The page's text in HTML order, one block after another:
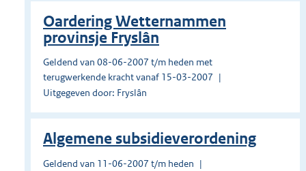
Oardering Wetternammen
provinsje Fryslân
Geldend van 08-06-2007 t/m heden met
terugwerkende kracht vanaf 15-03-2007
Uitgegeven door: Fryslân
Algemene subsidieverordening
Geldend van 11-06-2007 t/m heden